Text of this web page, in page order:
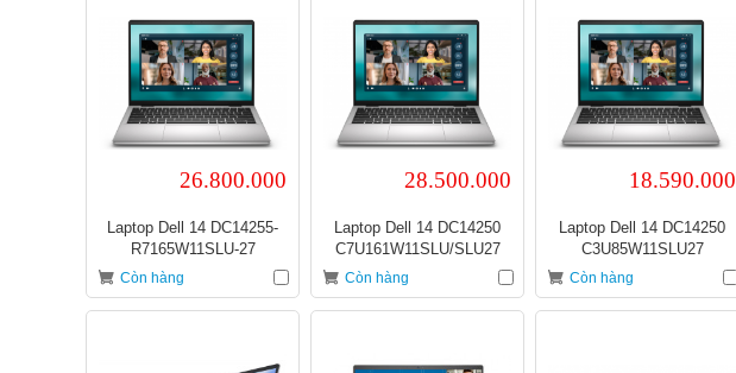
26.800.000
Laptop Dell 14 DC14255-
R7165W11SLU-27
Còn hàng
28.500.000
Laptop Dell 14 DC14250
C7U161W11SLU/SLU27
Còn hàng
18.590.000
Laptop Dell 14 DC14250
C3U85W11SLU27
Còn hàng